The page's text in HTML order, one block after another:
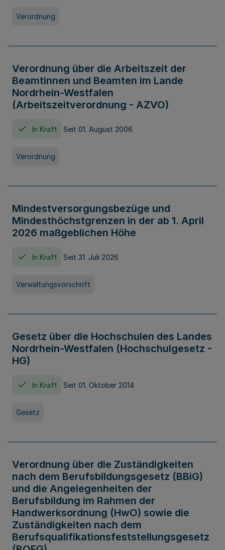
Verordnung
Verordnung über die Arbeitszeit der
Beamtinnen und Beamten im Lande
Nordrhein-Westfalen
(Arbeitszeitverordnung - AZVO)
In Kraft Seit 01. August 2006
Verordnung
Mindestversorgungsbezüge und
Mindesthöchstgrenzen in der ab 1. April
2026 maßgeblichen Höhe
In Kraft Seit 31. Juli 2026
Verwaltungsvorschrift
Gesetz über die Hochschulen des Landes
Nordrhein-Westfalen (Hochschulgesetz -
HG)
In Kraft Seit 01. Oktober 2014
Gesetz
Verordnung über die Zuständigkeiten
nach dem Berufsbildungsgesetz (BBiG)
und die Angelegenheiten der
Berufsbildung im Rahmen der
Handwerksordnung (HwO) sowie die
Zuständigkeiten nach dem
Berufsqualifikationsfeststellungsgesetz